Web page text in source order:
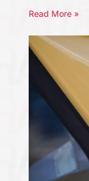
Read More »